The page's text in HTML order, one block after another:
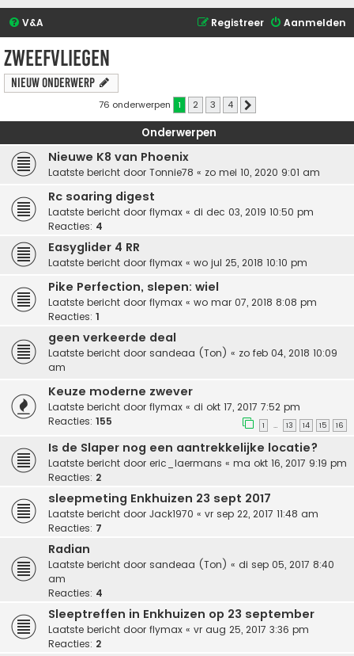
V&A Aanmelden
Registreer
Zweefvliegen
Nieuw onderwerp
76 onderwerpen 1 2 3 4
Onderwerpen
Nieuwe K8 van Phoenix
Laatste bericht door Tonnie78 « zo mei 10, 2020 9:01 am
Rc soaring digest
Laatste bericht door flymax « di dec 03, 2019 10:50 pm
Reacties: 4
Easyglider 4 RR
Laatste bericht door flymax « wo jul 25, 2018 10:10 pm
Pike Perfection, slepen: wiel
Laatste bericht door flymax « wo mar 07, 2018 8:08 pm
Reacties: 1
geen verkeerde deal
Laatste bericht door sandeaa (Ton) « zo feb 04, 2018 10:09
am
Keuze moderne zwever
Laatste bericht door flymax « di okt 17, 2017 7:52 pm
Reacties: 155 1 … 13 14 15 16
Is de Slaper nog een aantrekkelijke locatie?
Laatste bericht door eric_laermans « ma okt 16, 2017 9:19 pm
Reacties: 2
sleepmeting Enkhuizen 23 sept 2017
Laatste bericht door Jack1970 « vr sep 22, 2017 11:48 am
Reacties: 7
Radian
Laatste bericht door sandeaa (Ton) « di sep 05, 2017 8:40
am
Reacties: 4
Sleeptreffen in Enkhuizen op 23 september
Laatste bericht door flymax « vr aug 25, 2017 3:36 pm
Reacties: 2